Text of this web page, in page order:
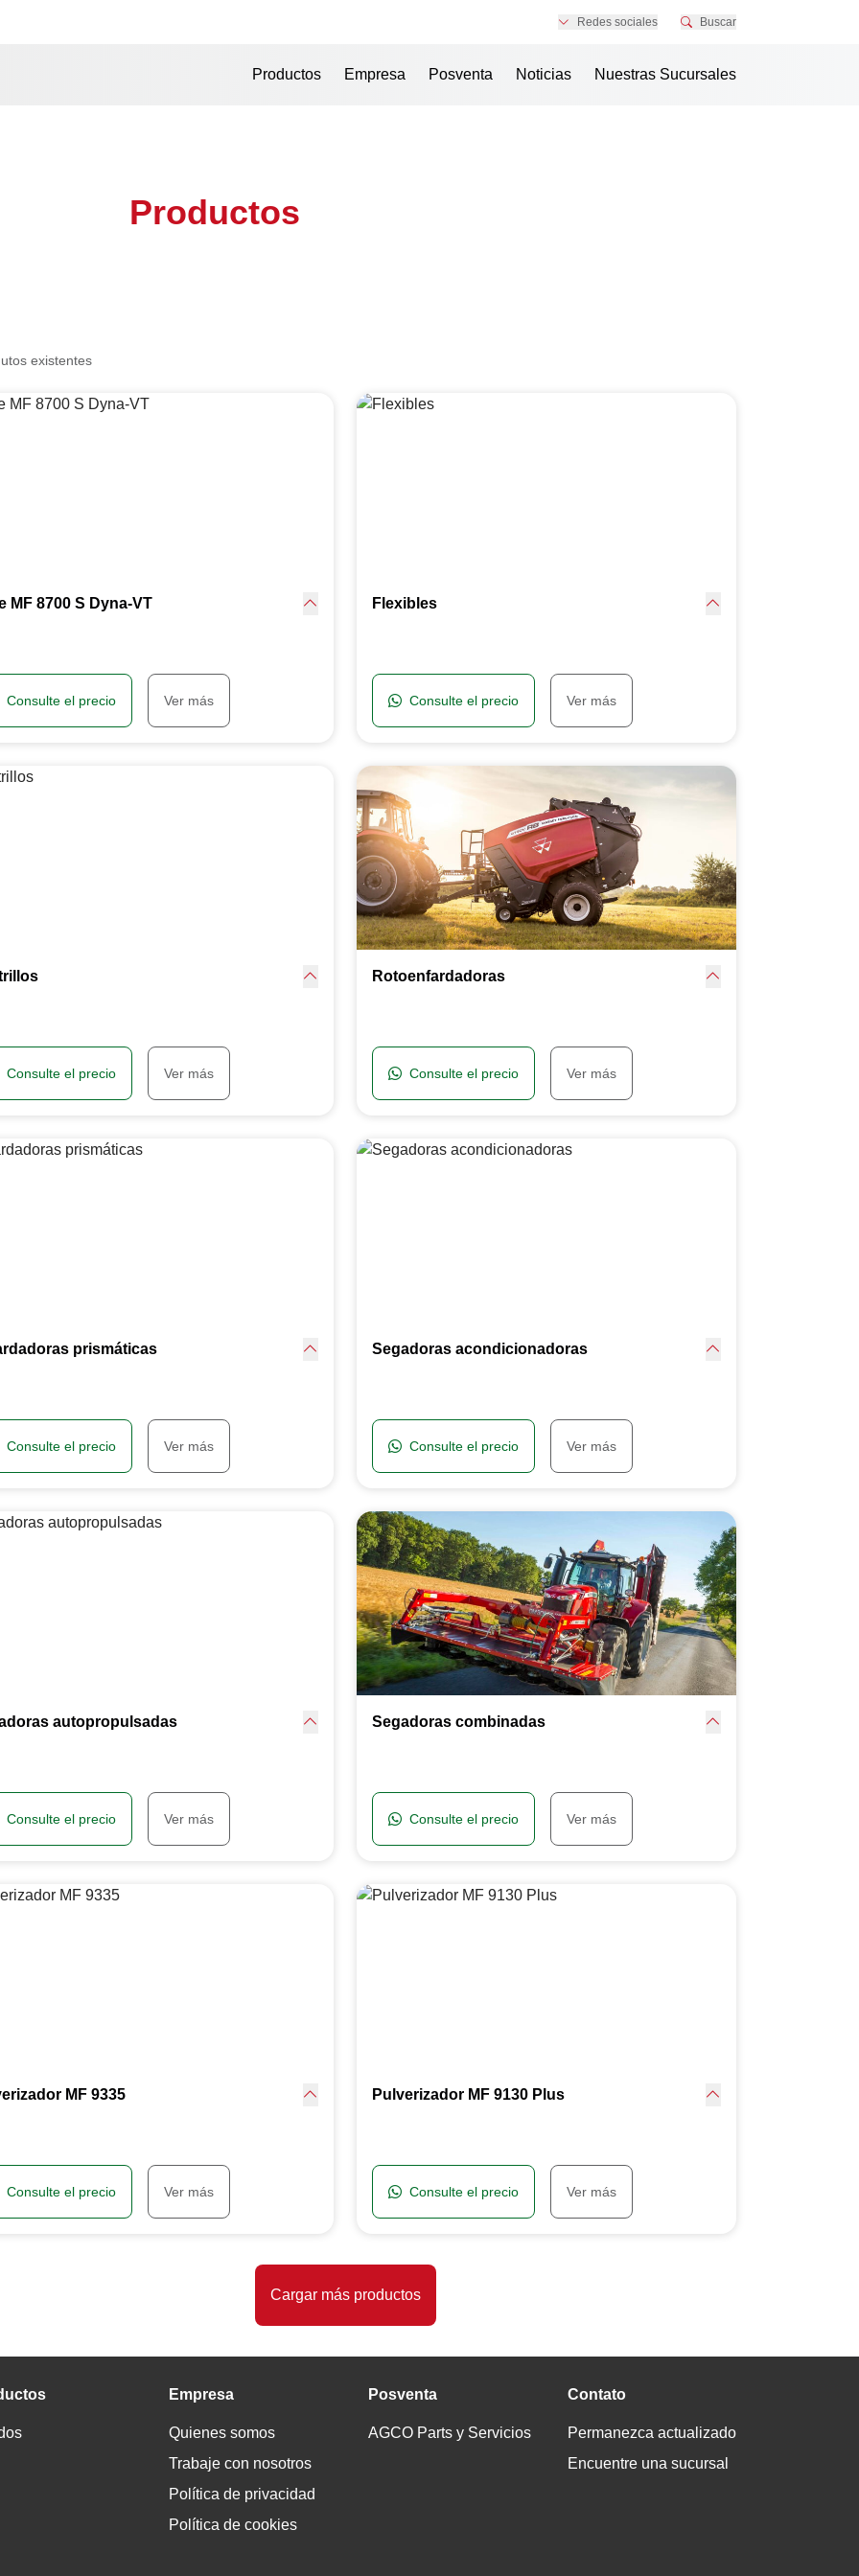
Redes sociales Buscar
Productos Empresa Posventa Noticias Nuestras Sucursales
Productos
existentes
MF 8700 S Dyna-VT
Consulte el precio Ver más
Flexibles
Consulte el precio Ver más
Consulte el precio Ver más
Rotoenfardadoras
Consulte el precio Ver más
prismáticas
Consulte el precio Ver más
Segadoras acondicionadoras
Consulte el precio Ver más
autopropulsadas
Consulte el precio Ver más
Segadoras combinadas
Consulte el precio Ver más
MF 9335
Consulte el precio Ver más
Pulverizador MF 9130 Plus
Consulte el precio Ver más
Cargar más productos
Empresa
Quienes somos
Trabaje con nosotros
Política de privacidad
Política de cookies
Posventa
AGCO Parts y Servicios
Contato
Permanezca actualizado
Encuentre una sucursal